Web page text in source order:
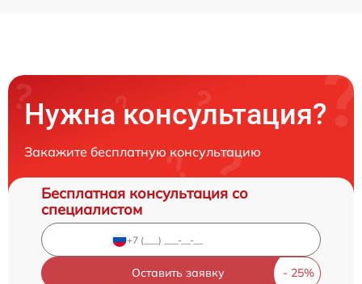
Нужна консультация?
Закажите бесплатную консультацию
Бесплатная консультация со
специалистом
Оставить заявку